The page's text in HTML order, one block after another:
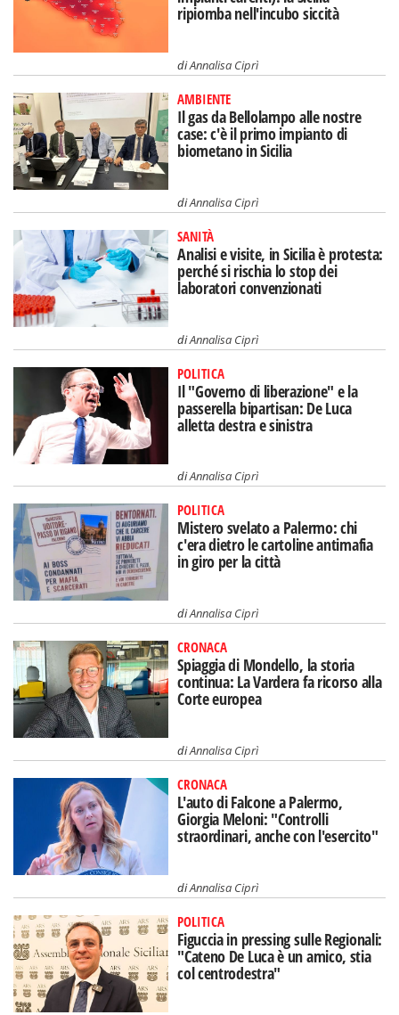
ripiomba nell'incubo siccità
diAnnalisa Ciprì
AMBIENTE
Il gas da Bellolampo alle nostre
case: c'è il primo impianto di
biometano in Sicilia
diAnnalisa Ciprì
SANITÀ
Analisi e visite, in Sicilia è protesta:
perché si rischia lo stop dei
laboratori convenzionati
diAnnalisa Ciprì
POLITICA
Il "Governo di liberazione" e la
passerella bipartisan: De Luca
alletta destra e sinistra
diAnnalisa Ciprì
POLITICA
Mistero svelato a Palermo: chi
c'era dietro le cartoline antimafia
in giro per la città
diAnnalisa Ciprì
CRONACA
Spiaggia di Mondello, la storia
continua: La Vardera fa ricorso alla
Corte europea
diAnnalisa Ciprì
CRONACA
L'auto di Falcone a Palermo,
Giorgia Meloni: "Controlli
straordinari, anche con l'esercito"
diAnnalisa Ciprì
POLITICA
Figuccia in pressing sulle Regionali:
"Cateno De Luca è un amico, stia
col centrodestra"